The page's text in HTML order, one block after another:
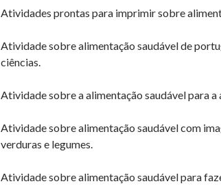
Atividades prontas para imprimir sobre
Atividade sobre alimentação saudável de
ciências.
Atividade sobre a alimentação saudável para
Atividade sobre alimentação saudável com
verduras e legumes.
Atividade sobre alimentação saudável para